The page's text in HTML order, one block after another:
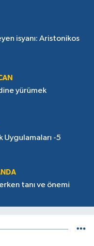
isyanı: Aristonikos
yürümek
Uygulamaları -5
tanı ve önemi